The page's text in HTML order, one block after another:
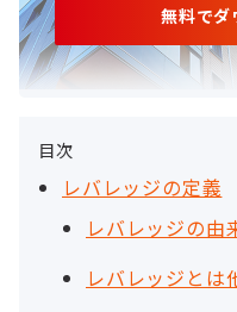
無料でダ
目次
レバレッジの定義
レバレッジの由
レバレッジとは